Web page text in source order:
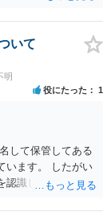
できる可能性はあ
くなります。 身元
。 詐欺を含め、
す。 さらに、渡し
す。 上記を経て、
ば、まずは交渉
おり、詐欺である
来るのであれば、
の詐欺の立証以上
度、最寄りの警察
いて
明
役にたった 1
して保管してある
います。 したがい
認識していながら
。 過失犯の場合に